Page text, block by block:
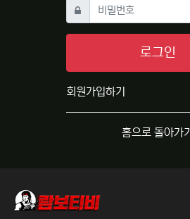
비밀번호필수
로그인
회원가입하기
홈으로 돌아가기